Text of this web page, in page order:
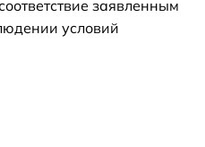
заявленным
условий